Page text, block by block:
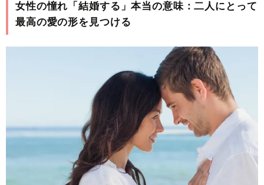
女性の憧れ「結婚する」本当の意味：二人にとって
最高の愛の形を見つける